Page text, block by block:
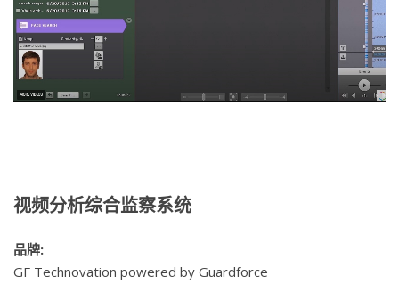
视频分析综合监察系统
品牌:
GF Technovation powered by Guardforce